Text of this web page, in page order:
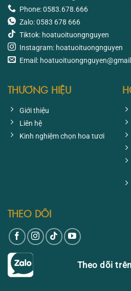
Phone: 0583.678.666
Zalo: 0583 678 666
Tiktok: hoatuoituongnguyen
Instagram: hoatuoituongnguyen
Email:
THƯƠNG HIỆU
Giới thiệu
Liên hệ
Kinh nghiệm chọn hoa tươi
THEO DÕI
Theo dõi